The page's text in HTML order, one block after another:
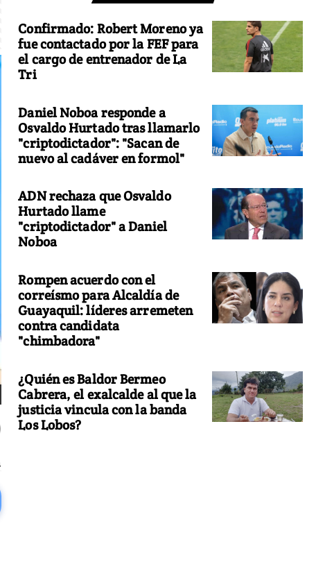
Confirmado: Robert Moreno ya
fue contactado por la FEF para
el cargo de entrenador de La
Tri
Daniel Noboa responde a
Osvaldo Hurtado tras llamarlo
"criptodictador": "Sacan de
nuevo al cadáver en formol"
ADN rechaza que Osvaldo
Hurtado llame
"criptodictador" a Daniel
Noboa
Rompen acuerdo con el
correísmo para Alcaldía de
Guayaquil: líderes arremeten
contra candidata
"chimbadora"
¿Quién es Baldor Bermeo
Cabrera, el exalcalde al que la
justicia vincula con la banda
Los Lobos?